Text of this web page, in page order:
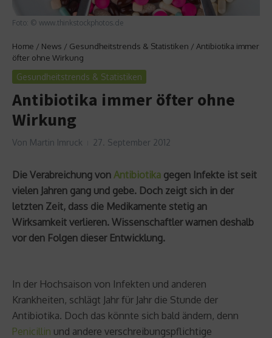
Foto: © www.thinkstockphotos.de
Home / News / Gesundheitstrends & Statistiken / Antibiotika immer
öfter ohne Wirkung
Gesundheitstrends & Statistiken
Antibiotika immer öfter ohne
Wirkung
Von Martin Imruck 27. September 2012
Die Verabreichung von Antibiotika gegen Infekte ist seit
vielen Jahren gang und gebe. Doch zeigt sich in der
letzten Zeit, dass die Medikamente stetig an
Wirksamkeit verlieren. Wissenschaftler warnen deshalb
vor den Folgen dieser Entwicklung.
In der Hochsaison von Infekten und anderen
Krankheiten, schlägt Jahr für Jahr die Stunde der
Antibiotika. Doch das könnte sich bald ändern, denn
Penicillin und andere verschreibungspflichtige